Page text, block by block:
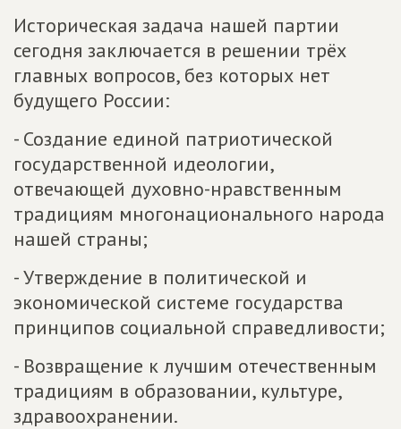
Историческая задача нашей партии
сегодня заключается в решении трёх
главных вопросов, без которых нет
будущего России:
- Создание единой патриотической
государственной идеологии,
отвечающей духовно-нравственным
традициям многонационального народа
нашей страны;
- Утверждение в политической и
экономической системе государства
принципов социальной справедливости;
- Возвращение к лучшим отечественным
традициям в образовании, культуре,
здравоохранении.